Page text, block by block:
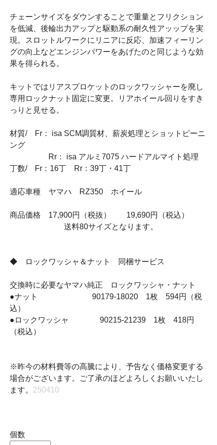
チェーンサイズをダウンすることで重量とフリクション
を低減、後輪出力アップと駆動系の耐久性アッップを実
現。スロットルワークにリニアに反応、加速フィーリン
グの向上などエンジンパワーをあげたのと同じような効
果を得られる。
キットではリアスプロケットのロックワッシャーを廃し
専用ロックナット固定に変更。リアホイール回りをすき
っりと見せる。
材質/ Fr： isa SCM調質材、薪炭処理とショットピーニ
ング
Rr： isa アルミ7075 ハードアルマイト処理
丁数/ Fr：16丁 Rr：39丁・41丁
適応車種 ヤマハ RZ350 ホイール
商品価格 17,900円（税抜） 19,690円（税込）
送料80サイズとなります。
◆ ロックワッシャ＆ナット 同梱サービス
交換時に必要なヤマハ純正 ロックワッシャ・ナット
●ナット 90179-18020 1枚 594円（税
込）
●ロックワッシャ 90215-21239 1枚 418円
（税込）
※昨今の材料費等の高騰により、予告なく価格変更する
場合がございます。ご了承のほどよろしくお願いいたし
ます。 250410
個数